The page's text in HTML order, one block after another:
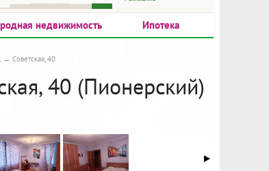
недвижимость Ипотека
Советская, 40
40 (Пионерский)